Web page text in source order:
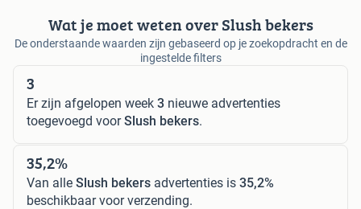
Wat je moet weten over Slush bekers
De onderstaande waarden zijn gebaseerd op je zoekopdracht en de
ingestelde filters
3
Er zijn afgelopen week 3 nieuwe advertenties
toegevoegd voorSlush bekers.
35,2%
Van alle Slush bekers advertenties is 35,2%
beschikbaar voor verzending.